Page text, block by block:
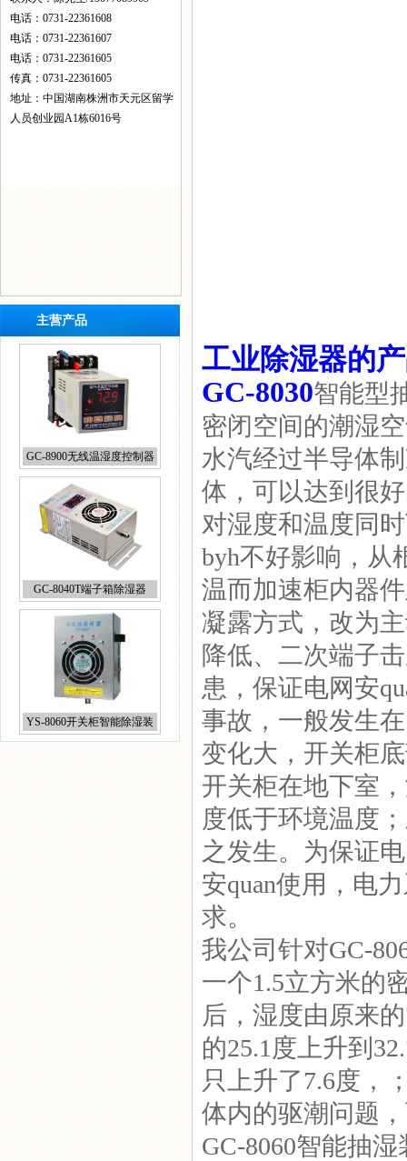
电话：0731-22361608
电话：0731-22361607
电话：0731-22361605
传真：0731-22361605
地址：中国湖南株洲市天元区留学
人员创业园A1栋6016号
主营产品
GC-8040T端子箱除湿器
YS-8060开关柜智能除湿装
置
GC-8607-D养殖场温湿度控
制器
工业除湿器的
GC-8030智能型
密闭空间的潮湿
水汽经过半导体
体，可以达到很
对湿度和温度同
byh不好影响，从
温而加速柜内器
凝露方式，改为
降低、二次端子
患，保证电网安
事故，一般发生
变化大，开关柜
开关柜在地下室
度低于环境温度
之发生。为保证
安quan使用，电
求。
我公司针对GC-
一个1.5立方米的
后，湿度由原来
的25.1度上升到
只上升了7.6度，
体内的驱潮问题
GC-8060智能抽